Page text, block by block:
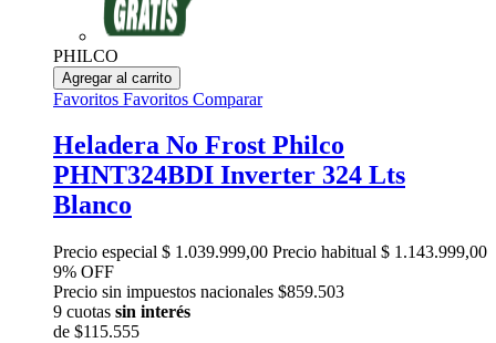
PHILCO
Agregar al carrito
Favoritos Favoritos Comparar
Heladera No Frost Philco
PHNT324BDI Inverter 324 Lts
Blanco
Precio especial $ 1.039.999,00 Precio habitual $ 1.143.999,00
9% OFF
Precio sin impuestos nacionales $859.503
9 cuotas sin interés
de $115.555